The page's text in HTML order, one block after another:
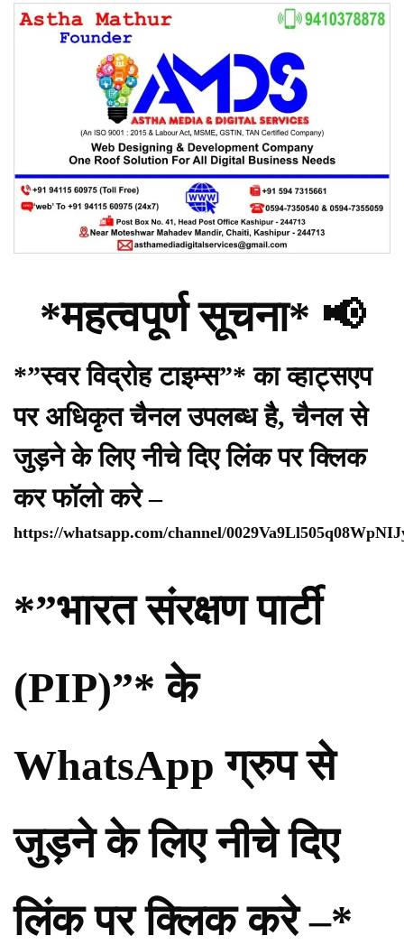
*महत्वपूर्ण सूचना* 📢
*”स्वर विद्रोह टाइम्स”* का व्हाट्सएप
पर अधिकृत चैनल उपलब्ध है, चैनल से
जुड़ने के लिए नीचे दिए लिंक पर क्लिक
कर फॉलो करे –
https://whatsapp.com/channel/
*”भारत संरक्षण पार्टी
(PIP)”* के
WhatsApp ग्रुप से
जुड़ने के लिए नीचे दिए
लिंक पर क्लिक करे –*